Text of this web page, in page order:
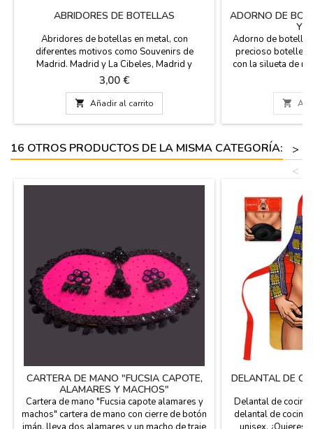
ABRIDORES DE BOTELLAS
Abridores de botellas en metal, con
diferentes motivos como Souvenirs de
Madrid. Madrid y La Cibeles, Madrid y
monumentos, El oso y el Madroño, Toro de
España..., práctico regalo para la nevera.
Precio
3,00 €
 Añadir al carrito
ADORNO DE
Y
Adorno de botella
precioso
con la silueta de
botellero. (botella
cm. x 7,5

16 OTROS PRODUCTOS DE LA MISMA CATEGORÍA:
>
<
CARTERA DE MANO "FUCSIA CAPOTE,
ALAMARES Y MACHOS"
Cartera de mano "Fucsia capote alamares y
machos" cartera de mano con cierre de botón
DELANTAL DE
Delantal de
delantal de